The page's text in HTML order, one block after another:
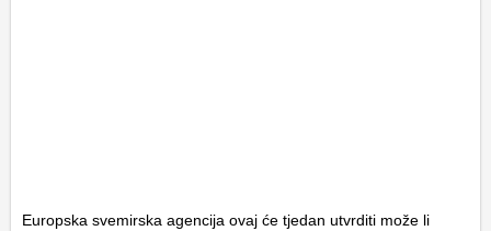
Europska svemirska agencija ovaj će tjedan utvrditi može li